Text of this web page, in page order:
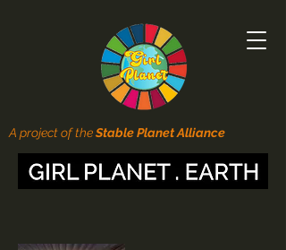
A project of theStable Planet Alliance